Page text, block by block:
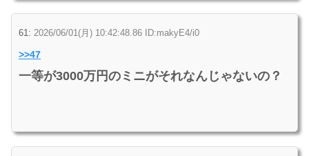
61: 2026/06/01(月) 10:42:48.86 ID:makyE4/i0
>>47
一等が3000万円のミニがそれなんじゃないの？